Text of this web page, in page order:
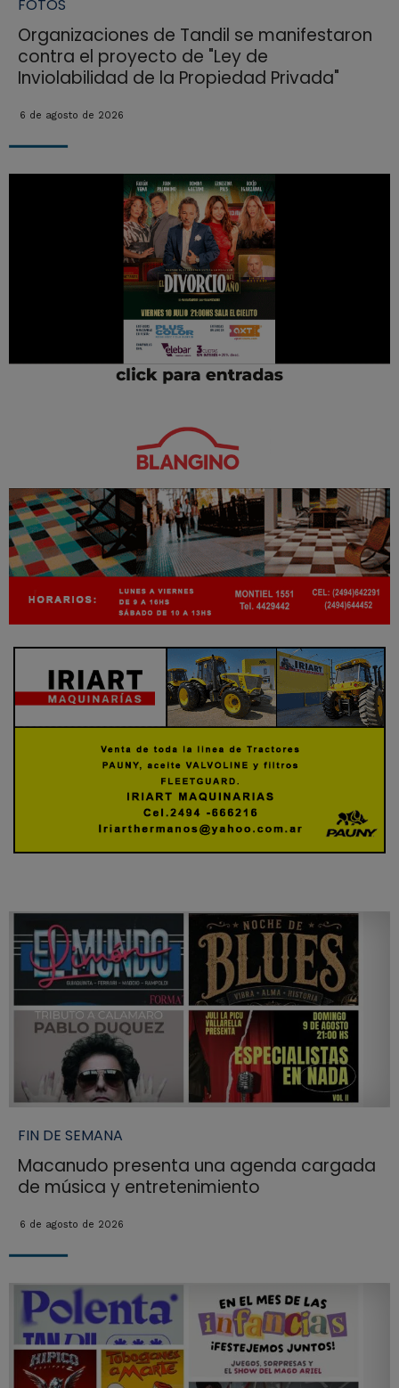
FOTOS
Organizaciones de Tandil se manifestaron
contra el proyecto de "Ley de
Inviolabilidad de la Propiedad Privada"
6 de agosto de 2026
FIN DE SEMANA
Macanudo presenta una agenda cargada
de música y entretenimiento
6 de agosto de 2026